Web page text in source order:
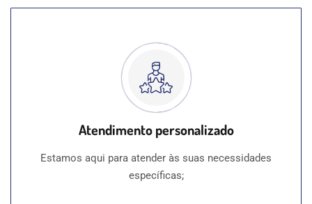
Atendimento personalizado
Estamos aqui para atender às suas necessidades
específicas;